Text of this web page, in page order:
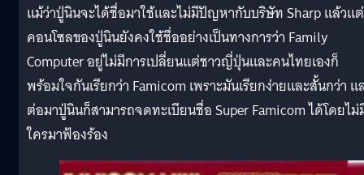
แม้ว่าปู่นินจะได้ชื่อมาใช้และไม่มีปัญหากับบริษัท Sharp แล้วแต่
คอนโซลของปู่นินยังคงใช้ชื่ออย่างเป็นทางการว่า Family
Computer อยู่ไม่มีการเปลี่ยนแต่ชาวญี่ปุ่นและคนไทยเองก็
พร้อมใจกันเรียกว่า Famicom เพราะมันเรียกง่ายและสั้นกว่า แ
ต่อมาปู่นินก็สามารถจดทะเบียนชื่อ Super Famicom ได้โดยไม่
ใครมาฟ้องร้อง